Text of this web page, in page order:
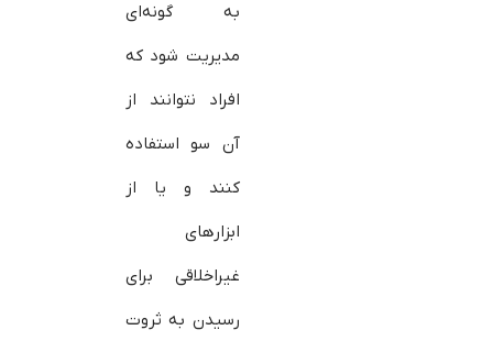
به گونه‌ای
مدیریت شود که
افراد نتوانند از
آن سو استفاده
کنند و یا از
ابزارهای
غیراخلاقی برای
رسیدن به ثروت